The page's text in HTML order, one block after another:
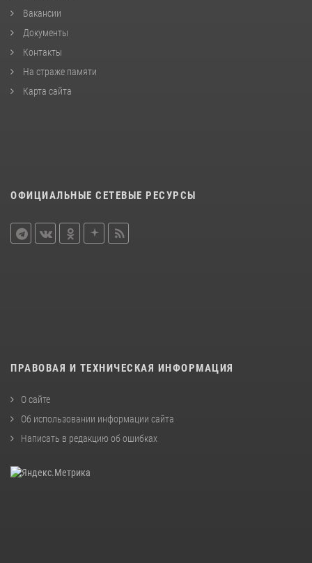
Вакансии
Документы
Контакты
На страже памяти
Карта сайта
ОФИЦИАЛЬНЫЕ СЕТЕВЫЕ РЕСУРСЫ
ПРАВОВАЯ И ТЕХНИЧЕСКАЯ ИНФОРМАЦИЯ
О сайте
Об использовании информации сайта
Написать в редакцию об ошибках